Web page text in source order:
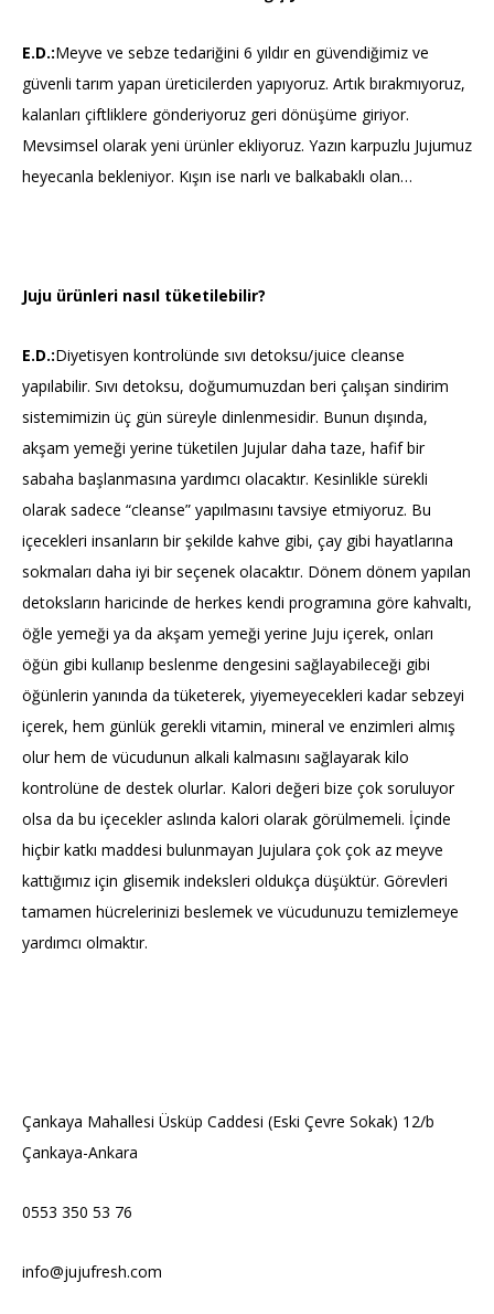
E.D.:Meyve ve sebze tedariğini 6 yıldır en güvendiğimiz ve
güvenli tarım yapan üreticilerden yapıyoruz. Artık bırakmıyoruz,
kalanları çiftliklere gönderiyoruz geri dönüşüme giriyor.
Mevsimsel olarak yeni ürünler ekliyoruz. Yazın karpuzlu Jujumuz
heyecanla bekleniyor. Kışın ise narlı ve balkabaklı olan…
Juju ürünleri nasıl tüketilebilir?
E.D.:Diyetisyen kontrolünde sıvı detoksu/juice cleanse
yapılabilir. Sıvı detoksu, doğumumuzdan beri çalışan sindirim
sistemimizin üç gün süreyle dinlenmesidir. Bunun dışında,
akşam yemeği yerine tüketilen Jujular daha taze, hafif bir
sabaha başlanmasına yardımcı olacaktır. Kesinlikle sürekli
olarak sadece “cleanse” yapılmasını tavsiye etmiyoruz. Bu
içecekleri insanların bir şekilde kahve gibi, çay gibi hayatlarına
sokmaları daha iyi bir seçenek olacaktır. Dönem dönem yapılan
detoksların haricinde de herkes kendi programına göre kahvaltı,
öğle yemeği ya da akşam yemeği yerine Juju içerek, onları
öğün gibi kullanıp beslenme dengesini sağlayabileceği gibi
öğünlerin yanında da tüketerek, yiyemeyecekleri kadar sebzeyi
içerek, hem günlük gerekli vitamin, mineral ve enzimleri almış
olur hem de vücudunun alkali kalmasını sağlayarak kilo
kontrolüne de destek olurlar. Kalori değeri bize çok soruluyor
olsa da bu içecekler aslında kalori olarak görülmemeli. İçinde
hiçbir katkı maddesi bulunmayan Jujulara çok çok az meyve
kattığımız için glisemik indeksleri oldukça düşüktür. Görevleri
tamamen hücrelerinizi beslemek ve vücudunuzu temizlemeye
yardımcı olmaktır.
Çankaya Mahallesi Üsküp Caddesi (Eski Çevre Sokak) 12/b
Çankaya-Ankara
0553 350 53 76
info@jujufresh.com